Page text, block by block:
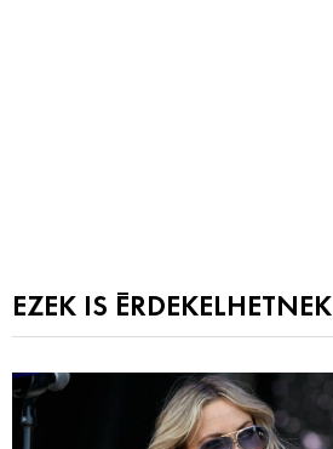
EZEK IS ÉRDEKELHETNEK